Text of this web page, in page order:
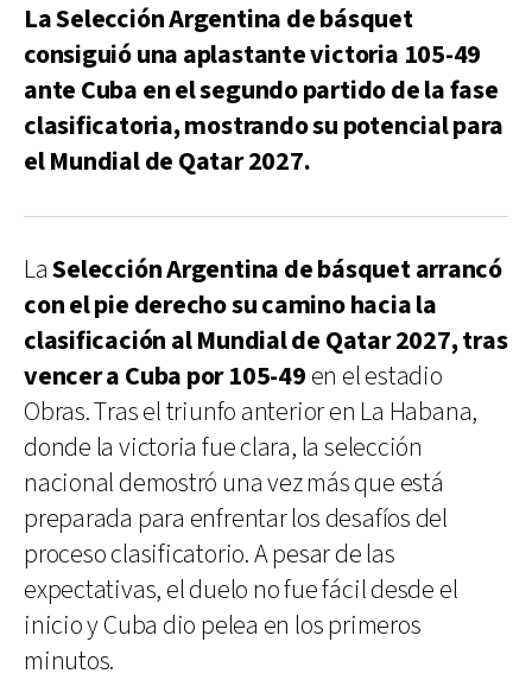
La Selección Argentina de básquet
consiguió una aplastante victoria 105-49
ante Cuba en el segundo partido de la fase
clasificatoria, mostrando su potencial para
el Mundial de Qatar 2027.
LaSelección Argentina de básquetarrancó
con el pie derecho su camino hacia la
clasificación al Mundial de Qatar 2027, tras
vencer a Cuba por 105-49 en el estadio
Obras. Tras el triunfo anterior en La Habana,
donde la victoria fue clara, la selección
nacional demostró una vez más que está
preparada para enfrentar los desafíos del
proceso clasificatorio. A pesar de las
expectativas, el duelo no fue fácil desde el
inicio y Cuba dio pelea en los primeros
minutos.